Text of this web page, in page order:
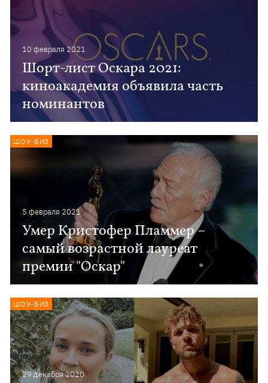
10 февраля 2021
Шорт-лист Оскара 2021:
киноакадемия объявила часть
номинантов
5 февраля 2021
Умер Кристофер Пламмер –
самый возрастной лауреат
премии "Оскар"
ШОУ-БИЗ
29 декабря 2020
ШОУ-БИЗ